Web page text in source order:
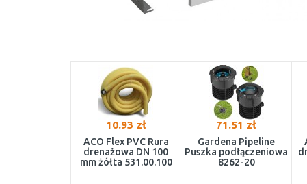
10.93 zł
ACO Flex PVC Rura
drenażowa DN 100
mm żółta 531.00.100
71.51 zł
Gardena Pipeline
Puszka podłączeniowa
8262-20